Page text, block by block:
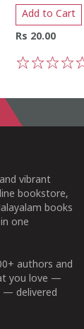
Add to Cart
Rs 20.00
vibrant
bookstore,
books
one
authors and
you love —
— delivered